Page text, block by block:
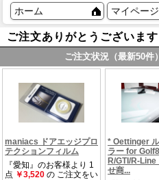
ホーム マイページ
ご注文ありがとうございます